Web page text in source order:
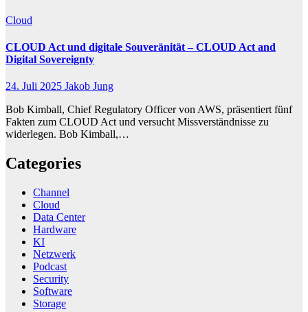
Cloud
CLOUD Act und digitale Souveränität – CLOUD Act and
Digital Sovereignty
24. Juli 2025 Jakob Jung
Bob Kimball, Chief Regulatory Officer von AWS, präsentiert fünf
Fakten zum CLOUD Act und versucht Missverständnisse zu
widerlegen. Bob Kimball,…
Categories
Channel
Cloud
Data Center
Hardware
KI
Netzwerk
Podcast
Security
Software
Storage